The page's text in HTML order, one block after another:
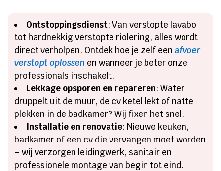
Ontstoppingsdienst: Van verstopte lavabo
tot hardnekkig verstopte riolering, alles wordt
direct verholpen.​ Ontdek hoe je zelf eenafvoer
verstopt oplossen en wanneer je beter onze
professionals inschakelt.​
Lekkage opsporen en repareren: Water
druppelt uit de muur, de cv ketel lekt of natte
plekken in de badkamer? Wij fixen het snel.​
Installatie en renovatie: Nieuwe keuken,
badkamer of een cv die vervangen moet worden
– wij verzorgen leidingwerk, sanitair en
professionele montage van begin tot eind.​